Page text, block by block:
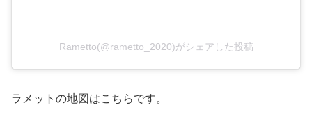
Rametto(@rametto_2020)がシェアした投稿
ラメットの地図はこちらです。